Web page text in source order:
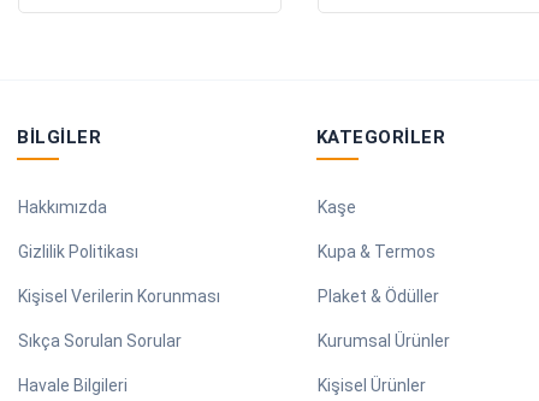
BILGILER
Hakkımızda
Gizlilik Politikası
Kişisel Verilerin Korunması
Sıkça Sorulan Sorular
Havale Bilgileri
KATEGORILER
Kaşe
Kupa & Termos
Plaket & Ödüller
Kurumsal Ürünler
Kişisel Ürünler